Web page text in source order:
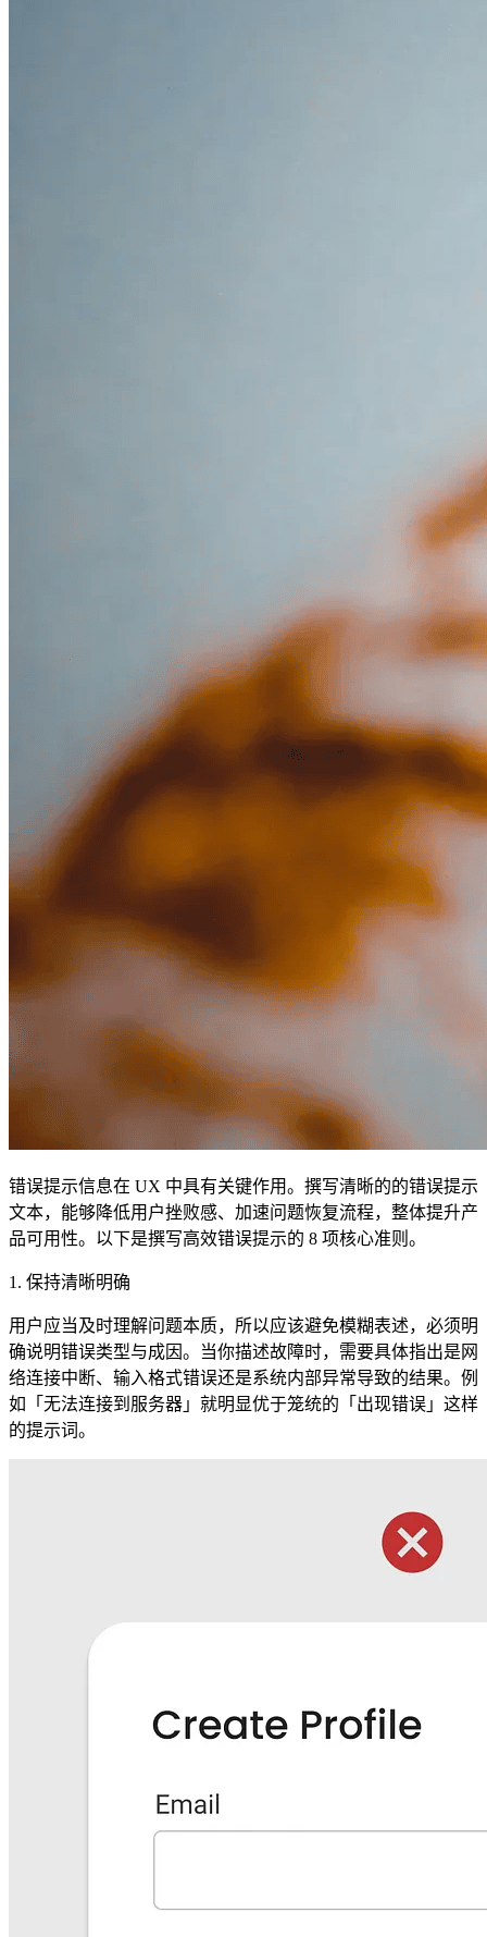
错误提示信息在 UX 中具有关键作用。撰写清晰的的错误提示
文本，能够降低用户挫败感、加速问题恢复流程，整体提升产
品可用性。以下是撰写高效错误提示的 8 项核心准则。
1. 保持清晰明确
用户应当及时理解问题本质，所以应该避免模糊表述，必须明
确说明错误类型与成因。当你描述故障时，需要具体指出是网
络连接中断、输入格式错误还是系统内部异常导致的结果。例
如「无法连接到服务器」就明显优于笼统的「出现错误」这样
的提示词。